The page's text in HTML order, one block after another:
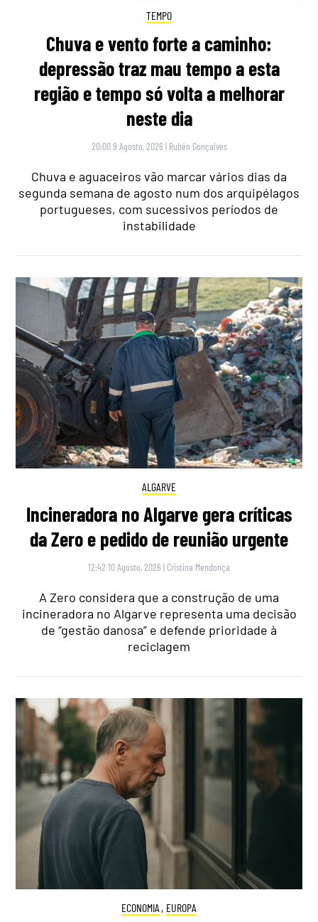
TEMPO
Chuva e vento forte a caminho:
depressão traz mau tempo a esta
região e tempo só volta a melhorar
neste dia
20:00 9 Agosto, 2026 | Rubén Gonçalves
Chuva e aguaceiros vão marcar vários dias da
segunda semana de agosto num dos arquipélagos
portugueses, com sucessivos períodos de
instabilidade
ALGARVE
Incineradora no Algarve gera críticas
da Zero e pedido de reunião urgente
12:42 10 Agosto, 2026 | Cristina Mendonça
A Zero considera que a construção de uma
incineradora no Algarve representa uma decisão
de “gestão danosa” e defende prioridade à
reciclagem
ECONOMIA , EUROPA